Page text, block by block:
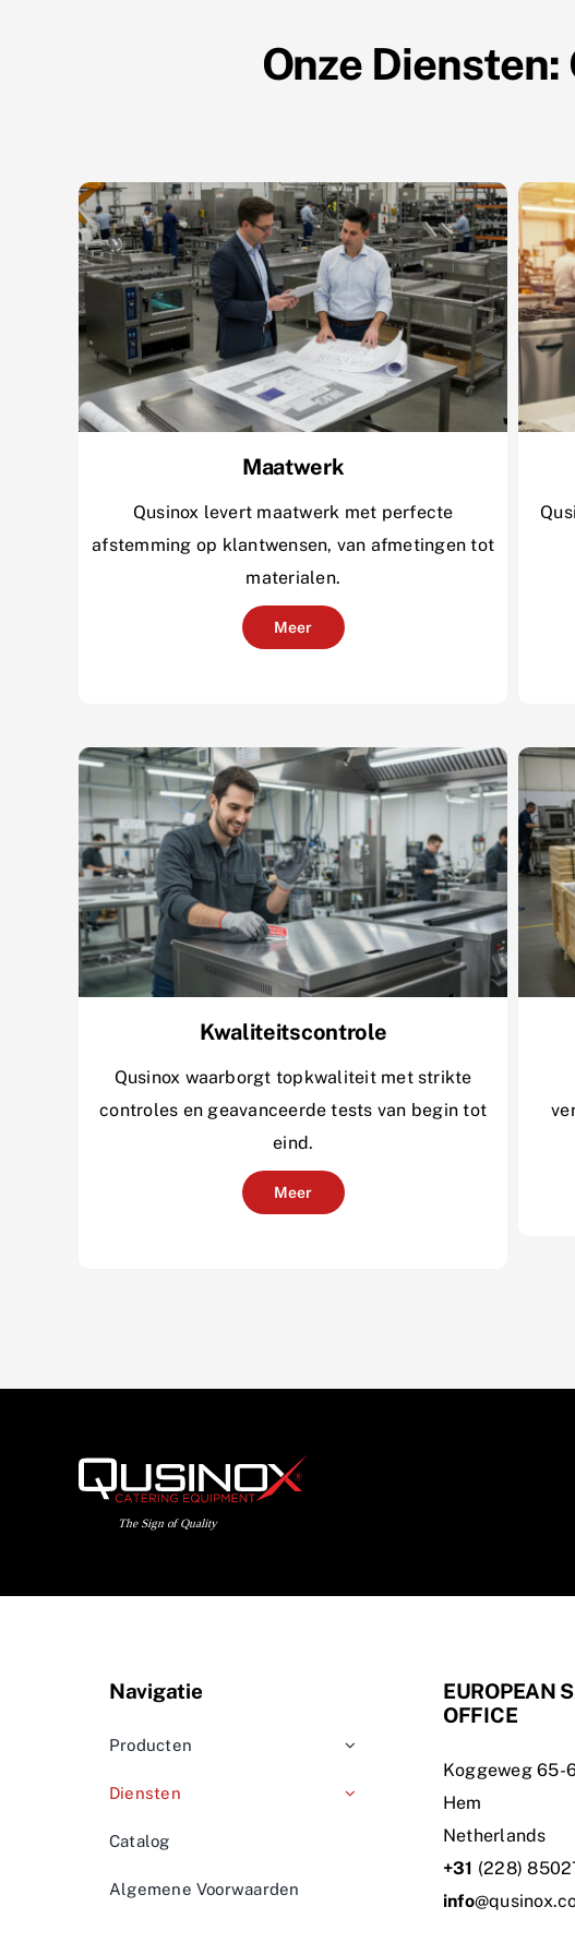
Onze
Maatwerk
Qusinox levert maatwerk met perfecte
afstemming op klantwensen, van afmetingen tot
materialen.
Meer
Kwaliteitscontrole
Qusinox waarborgt topkwaliteit met strikte
controles en geavanceerde tests van begin tot
eind.
Meer
Navigatie
Producten
Diensten
Catalog
Algemene Voorwaarden
EUROPEAN
OFFICE
Koggeweg 65-
Hem
Netherlands
+31 (228)
info